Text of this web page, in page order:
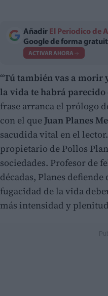
Añadir El Periodico de
Google de forma
ACTIVAR AHORA
“Tú también vas a morir
la vida te habrá parecido
frase arranca el prólogo
con el queJuan Planes
sacudida vital en el
propietario de Pollos
sociedades. Profesor de
décadas, Planes
fugacidad de la vida
más intensidad y